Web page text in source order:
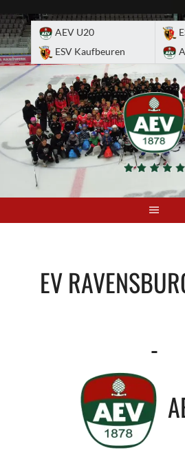
to
content
AEV U20
ESV Kaufbeuren
EV
-